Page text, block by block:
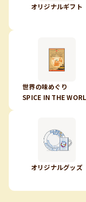
オリジナルギフト
世界の味めぐり
SPICE IN THE
オリジナルグッズ